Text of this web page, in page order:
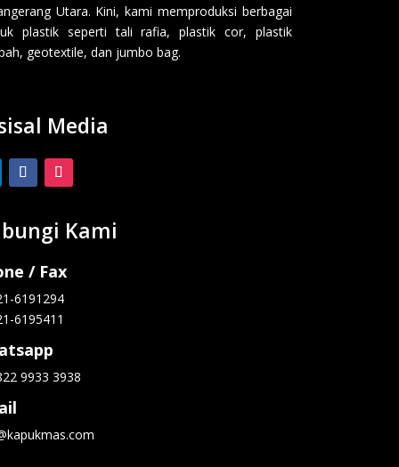
Utara. Kini, kami memproduksi berbagai
plastik seperti tali rafia, plastik cor, plastik
geotextile, dan jumbo bag.
Media
Kami
/ Fax
6191294
6195411
9933 3938